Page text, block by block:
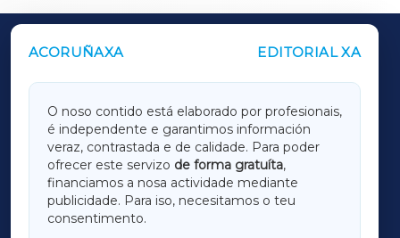
ACORUÑAXA EDITORIAL XA
O noso contido está elaborado por profesionais,
é independente e garantimos información
veraz, contrastada e de calidade. Para poder
ofrecer este servizo de forma gratuíta,
financiamos a nosa actividade mediante
publicidade. Para iso, necesitamos o teu
consentimento.
OUTROS PERIÓDICOS
LUGOXA
TERRACHAXA